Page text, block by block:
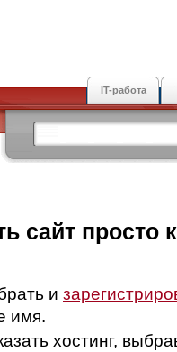
IT-работа
сайт просто
и
имя.
хостинг,